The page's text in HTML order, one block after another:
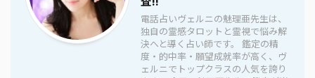
電話占いヴェルニの魅理亜先生は、
独自の霊感タロットと霊視で悩み解
決へと導く占い師です。 鑑定の精
度・的中率・願望成就率が高く、ヴ
ェルニでトップクラスの人気を誇り